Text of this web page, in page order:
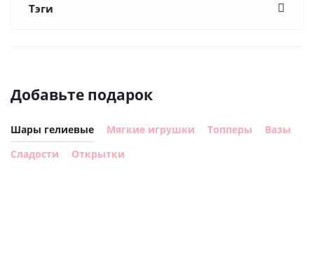
Тэги
Добавьте подарок
Шары гелиевые Мягкие игрушки Топперы
Вазы
Сладости
Открытки